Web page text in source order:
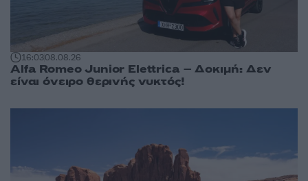
16:0308.08.26
Alfa Romeo Junior Elettrica – Δοκιμή: Δεν
είναι όνειρο θερινής νυκτός!